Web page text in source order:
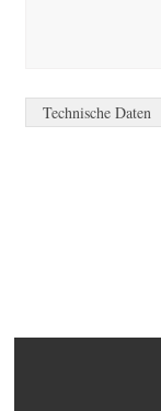
Technische Daten